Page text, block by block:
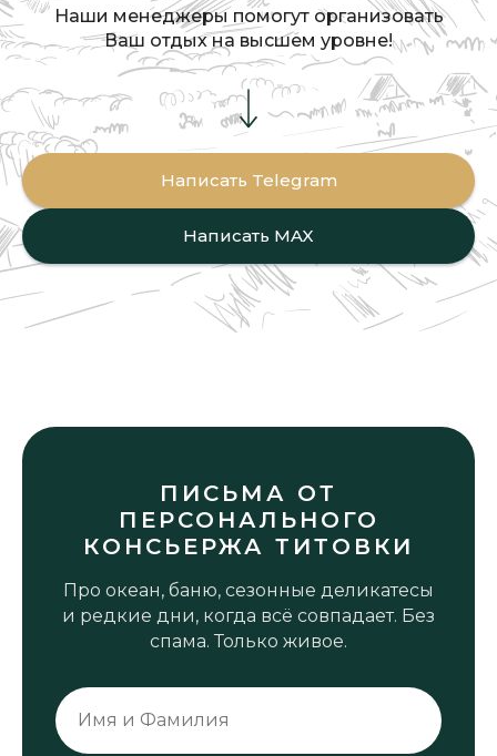
Наши менеджеры помогут организовать
Ваш отдых на высшем уровне!
Написать Telegram
Написать MAX
ПИСЬМА ОТ
ПЕРСОНАЛЬНОГО
КОНСЬЕРЖА ТИТОВКИ
Про океан, баню, сезонные деликатесы
и редкие дни, когда всё совпадает. Без
спама. Только живое.